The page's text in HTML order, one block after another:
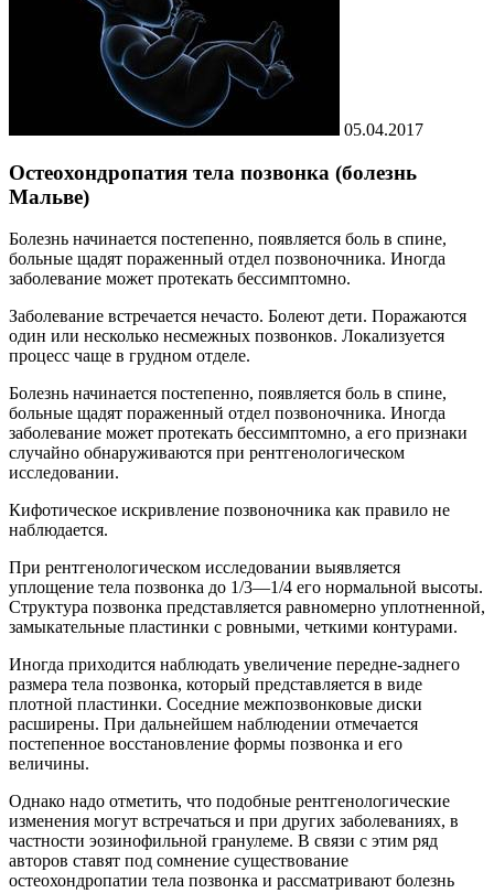
05.04.2017
Остеохондропатия тела позвонка (болезнь
Мальве)
Болезнь начинается постепенно, появляется боль в спине,
больные щадят пораженный отдел позвоночника. Иногда
заболевание может протекать бессимптомно.
Заболевание встречается нечасто. Болеют дети. Поражаются
один или несколько несмежных позвонков. Локализуется
процесс чаще в грудном отделе.
Болезнь начинается постепенно, появляется боль в спине,
больные щадят пораженный отдел позвоночника. Иногда
заболевание может протекать бессимптомно, а его признаки
случайно обнаруживаются при рентгенологическом
исследовании.
Кифотическое искривление позвоночника как правило не
наблюдается.
При рентгенологическом исследовании выявляется
уплощение тела позвонка до 1/3—1/4 его нормальной высоты.
Структура позвонка представляется равномерно уплотненной,
замыкательные пластинки с ровными, четкими контурами.
Иногда приходится наблюдать увеличение передне-заднего
размера тела позвонка, который представляется в виде
плотной пластинки. Соседние межпозвонковые диски
расширены. При дальнейшем наблюдении отмечается
постепенное восстановление формы позвонка и его
величины.
Однако надо отметить, что подобные рентгенологические
изменения могут встречаться и при других заболеваниях, в
частности эозинофильной гранулеме. В связи с этим ряд
авторов ставят под сомнение существование
остеохондропатии тела позвонка и рассматривают болезнь